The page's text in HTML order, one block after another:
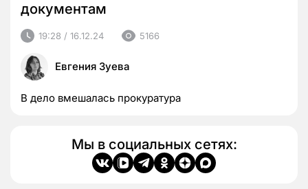
документам
19:28 / 16.12.24 5166
Евгения Зуева
В дело вмешалась прокуратура
Мы в социальных сетях: